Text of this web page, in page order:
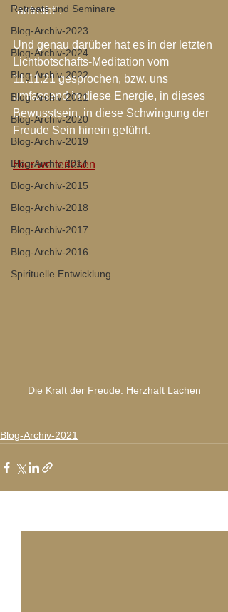
Retreats und Seminare
Blog-Archiv-2023
Blog-Archiv-2024
Blog-Archiv-2022
Blog-Archiv-2021
Blog-Archiv-2020
Blog-Archiv-2019
Blog-Archiv 2014
Blog-Archiv-2015
Blog-Archiv-2018
Blog-Archiv-2017
Blog-Archiv-2016
Spirituelle Entwicklung
"antreibt".
Und genau darüber hat es in der letzten
Lichtbotschafts-Meditation vom
11.11.21 gesprochen, bzw. uns
umfassend in diese Energie, in dieses
Bewusstsein, in diese Schwingung der
Freude Sein hinein geführt.
Hier weiterlesen
Die Kraft der Freude. Herzhaft Lachen
Blog-Archiv-2021